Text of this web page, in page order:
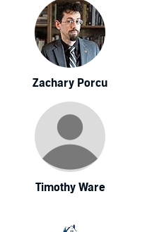
Zachary Porcu
Timothy Ware